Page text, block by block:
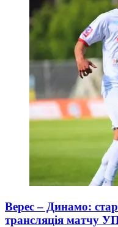
Верес – Динамо:
трансляція матчу